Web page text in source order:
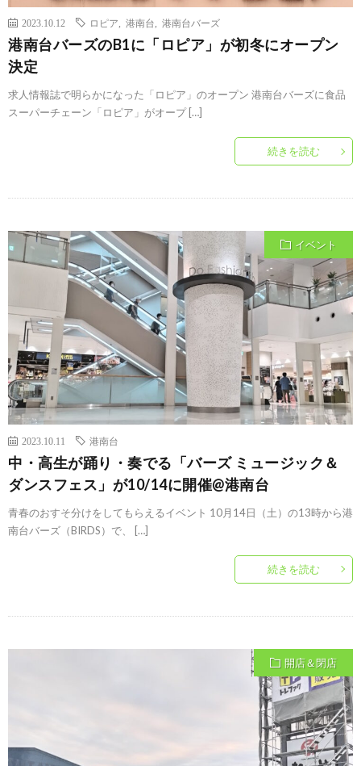
2023.10.12 ロピア 港南台 港南台バーズ
港南台バーズのB1に「ロピア」が初冬にオープン
決定
求人情報誌で明らかになった「ロピア」のオープン 港南台バーズに食品
スーパーチェーン「ロピア」がオープ […]
続きを読む
イベント
2023.10.11 港南台
中・高生が踊り・奏でる「バーズ ミュージック＆
ダンスフェス」が10/14に開催@港南台
青春のおすそ分けをしてもらえるイベント 10月14日（土）の13時から港
南台バーズ（BIRDS）で、 […]
続きを読む
開店＆閉店